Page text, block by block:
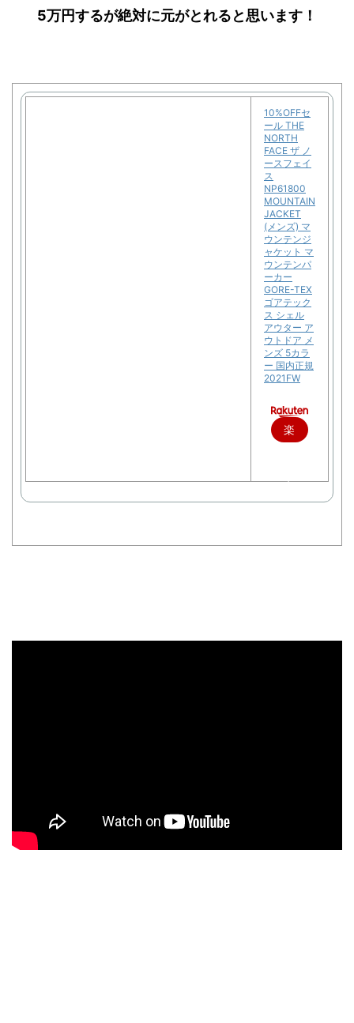
5万円するが絶対に元がとれると思います！
10%OFFセ
ール THE
NORTH
FACE ザ ノ
ースフェイ
ス
NP61800
MOUNTAIN
JACKET
(メンズ) マ
ウンテンジ
ャケット マ
ウンテンパ
ーカー
GORE-TEX
ゴアテック
ス シェル
アウター ア
ウトドア メ
ンズ 5カラ
ー 国内正規
2021FW
楽
で
購